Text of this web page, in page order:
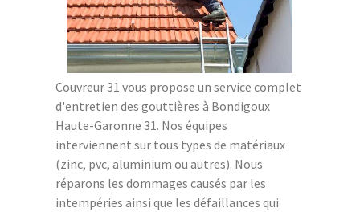
Couvreur 31 vous propose un service complet
d'entretien des gouttières à Bondigoux
Haute-Garonne 31. Nos équipes
interviennent sur tous types de matériaux
(zinc, pvc, aluminium ou autres). Nous
réparons les dommages causés par les
intempéries ainsi que les défaillances qui